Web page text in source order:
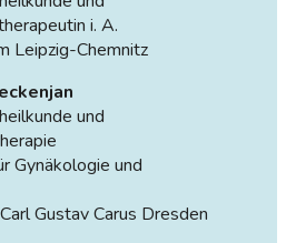
i. A.
Leipzig-Chemnitz
und
Gynäkologie und
Gustav Carus Dresden